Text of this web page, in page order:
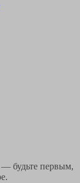
будьте первым,